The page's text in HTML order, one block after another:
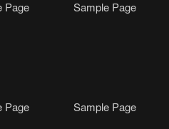
Page Sample Page
Page Sample Page